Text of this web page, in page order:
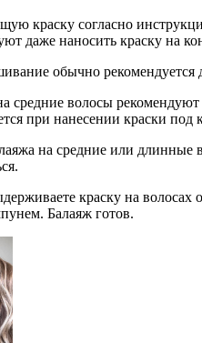
краску согласно
даже наносить краску на
обычно рекомендуется
средние волосы
при нанесении краски
на средние или длинные
краску на волосах
Балаяж готов.